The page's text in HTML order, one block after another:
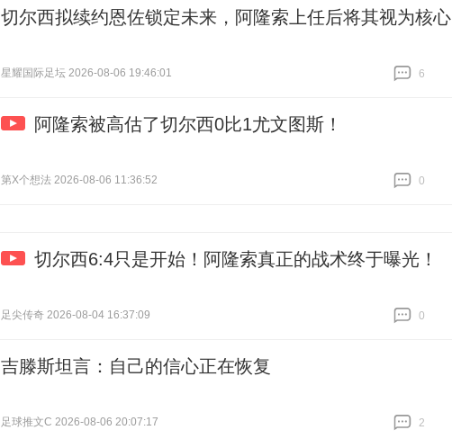
切尔西拟续约恩佐锁定未来，阿隆索上任后将其视为核心
星耀国际足坛 2026-08-06 19:46:01
6
阿隆索被高估了切尔西0比1尤文图斯！
第X个想法 2026-08-06 11:36:52
0
切尔西6:4只是开始！阿隆索真正的战术终于曝光！
足尖传奇 2026-08-04 16:37:09
0
吉滕斯坦言：自己的信心正在恢复
足球推文C 2026-08-06 20:07:17
2